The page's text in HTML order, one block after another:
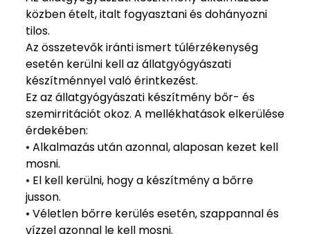
közben ételt, italt fogyasztani és dohányozni
tilos.
Az összetevők iránti ismert túlérzékenység
esetén kerülni kell az állatgyógyászati
készítménnyel való érintkezést.
Ez az állatgyógyászati készítmény bőr- és
szemirritációt okoz. A mellékhatások elkerülése
érdekében:
• Alkalmazás után azonnal, alaposan kezet kell
mosni.
• El kell kerülni, hogy a készítmény a bőrre
jusson.
• Véletlen bőrre kerülés esetén, szappannal és
vízzel azonnal le kell mosni.